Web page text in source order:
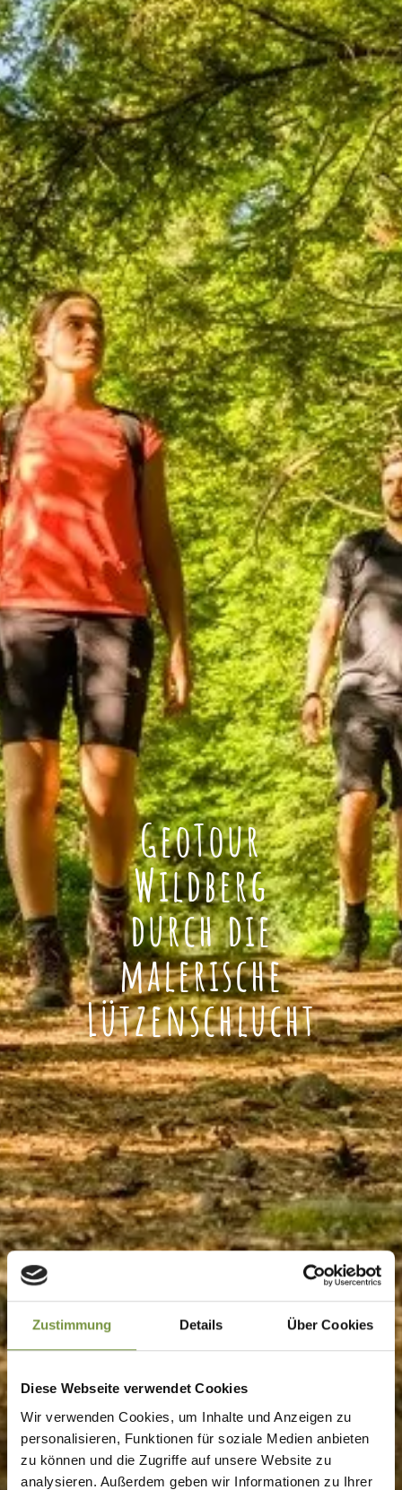
Zustimmung Details Über Cookies
Diese Webseite verwendet Cookies
Wir verwenden Cookies, um Inhalte und Anzeigen zu
personalisieren, Funktionen für soziale Medien anbieten
zu können und die Zugriffe auf unsere Website zu
analysieren. Außerdem geben wir Informationen zu Ihrer
GeoTour
Wildberg
durch die
malerische
Lützenschlucht